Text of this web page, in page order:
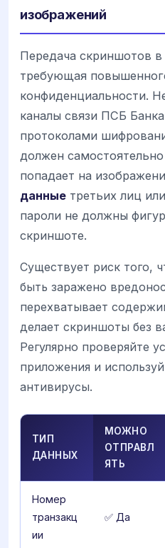
изображений
Передача скриншотов
требующая
конфиденциальности.
каналы связи ПСБ
протоколами
должен
попадает на
данные третьих лиц
пароли не должны
скриншоте.
Существует риск того,
быть заражено
перехватывает
делает скриншоты без
Регулярно проверяйте
приложения и
антивирусы.
ТИП
ДАННЫХ
МОЖНО
ОТПРАВЛ
ЯТЬ
Номер
транзакц
ии
✅ Да